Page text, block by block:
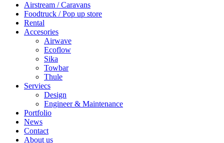
Airstream / Caravans
Foodtruck / Pop up store
Rental
Accesories
Airwave
Ecoflow
Sika
Towbar
Thule
Serviecs
Design
Engineer & Maintenance
Portfolio
News
Contact
About us